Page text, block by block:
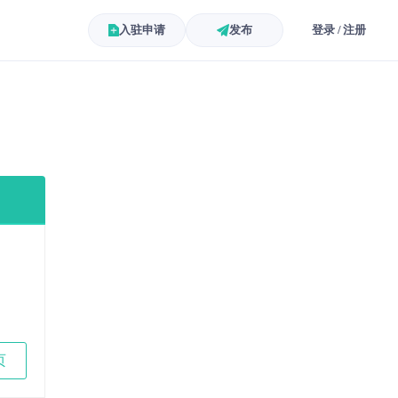
入驻申请 发布 登录 / 注册